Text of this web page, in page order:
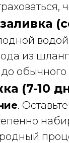
из
обычного
(7-10
.